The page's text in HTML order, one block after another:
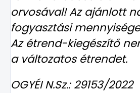
orvosával! Az ajánlott
fogyasztási
Az étrend-kiegészítő
a változatos étrendet.
OGYÉI N.Sz.: 29153/2022